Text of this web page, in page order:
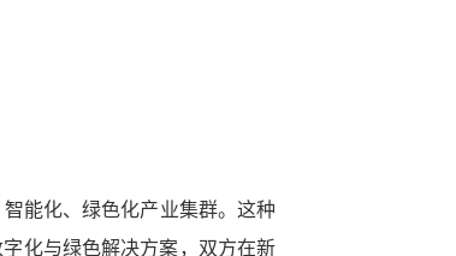
能化、绿色化产业集群。这种
化与绿色解决方案，双方在新